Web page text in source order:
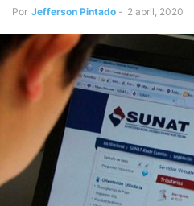
Por Jefferson Pintado - 2 abril, 2020